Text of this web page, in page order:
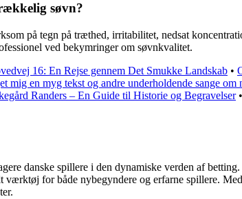
søvn?
på tegn på træthed, irritabilitet, nedsat
ved bekymringer om søvnkvalitet.
16: En Rejse gennem Det Smukke Landskab •
mig en myg tekst og andre underholdende sange om
Randers – En Guide til Historie og Begravelser•
danske spillere i den dynamiske verden af
for både nybegyndere og erfarne spillere.